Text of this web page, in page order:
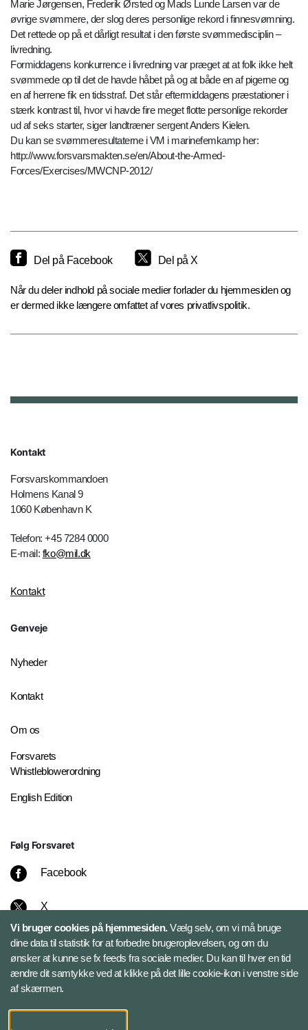
Marie Jørgensen, Frederik Ørsted og Mads Lunde Larsen var de
øvrige svømmere, der slog deres personlige rekord i finnesvømning.
Det rettede op på et dårligt resultat i den første svømmedisciplin –
livredning.
Formiddagens konkurrence i livredning var præget at at folk ikke helt
svømmede op til det de havde håbet på og at både en af pigerne og
en af herrene fik en tidsstraf. Det står eftermiddagens præstationer i
stærk kontrast til, hvor vi havde fire meget flotte personlige rekorder
ud af seks starter, siger landtræner sergent Anders Kielen.
Du kan se svømmeresultaterne i VM i marinefemkamp her:
http://www.forsvarsmakten.se/en/About-the-Armed-
Forces/Exercises/MWCNP-2012/
Del på Facebook Del på X
Når du deler indhold på sociale medier forlader du hjemmesiden og
er dermed ikke længere omfattet af vores privatlivspolitik.
Kontakt
Forsvarskommandoen
Holmens Kanal 9
1060 København K
Telefon: +45 7284 0000
E-mail: fko@mil.dk
Kontakt
Genveje
Nyheder
Kontakt
Om os
Forsvarets
Whistleblowerordning
English Edition
Følg Forsvaret
Facebook
X
Instagram
Bluesky
LinkedIn
Vi bruger cookies på hjemmesiden.Vælg selv, om vi må bruge
dine data til statistik for at forbedre brugeroplevelsen, og om du
ønsker at kunne se fx feeds fra sociale medier. Du kan til hver en tid
ændre dit samtykke ved at klikke på det lille cookie-ikon i venstre side
af skærmen.